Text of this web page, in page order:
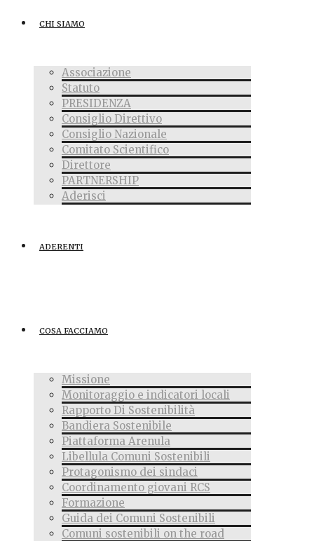
CHI SIAMO
Associazione
Statuto
PRESIDENZA
Consiglio Direttivo
Consiglio Nazionale
Comitato Scientifico
Direttore
PARTNERSHIP
Aderisci
ADERENTI
COSA FACCIAMO
Missione
Monitoraggio e indicatori locali
Rapporto Di Sostenibilità
Bandiera Sostenibile
Piattaforma Arenula
Libellula Comuni Sostenibili
Protagonismo dei sindaci
Coordinamento giovani RCS
Formazione
Guida dei Comuni Sostenibili
Comuni sostenibili on the road